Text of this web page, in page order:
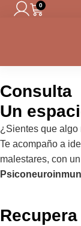
0
Consulta
Un
¿Sientes que algo
Te acompaño a
malestares, con